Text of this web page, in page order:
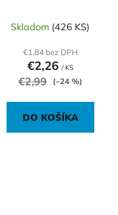
Skladom (426 KS)
€1,84 bez DPH
€2,26 / KS
€2,99 (–24 %)
DO KOŠÍKA